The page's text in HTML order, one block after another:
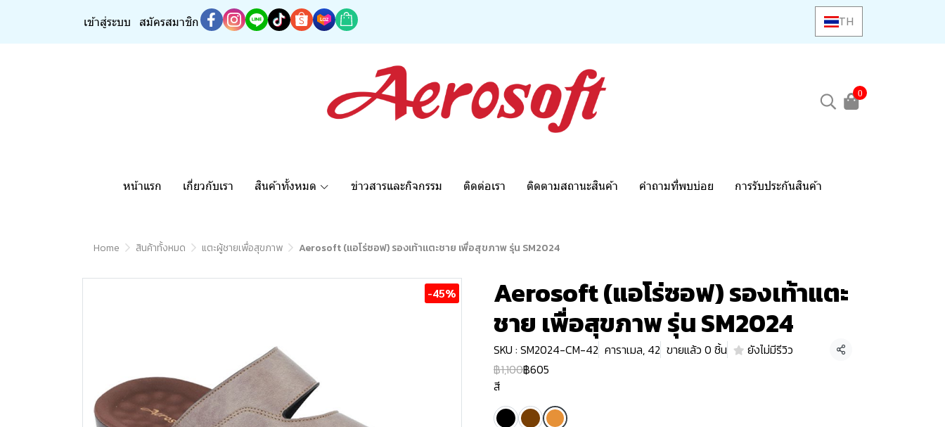
เข้าสู่ระบบ สมัครสมาชิก TH
0
หน้าแรก เกี่ยวกับเรา สินค้าทั้งหมด ข่าวสารและกิจกรรม ติดต่อเรา ติดตามสถานะสินค้า คำถามที่พบบ่อย การรับประกันสินค้า
Home สินค้าทั้งหมด แตะผู้ชายเพื่อสุขภาพ Aerosoft (แอโร่ซอฟ) รองเท้าแตะชาย เพื่อสุขภาพ รุ่น SM2024
-45% Aerosoft (แอโร่ซอฟ) รองเท้าแตะ
ชาย เพื่อสุขภาพ รุ่น SM2024
SKU : SM2024-CM-42 คาราเมล, 42 ขายแล้ว 0 ชิ้น ยังไม่มีรีวิว แชร์
฿1,100฿605
สี